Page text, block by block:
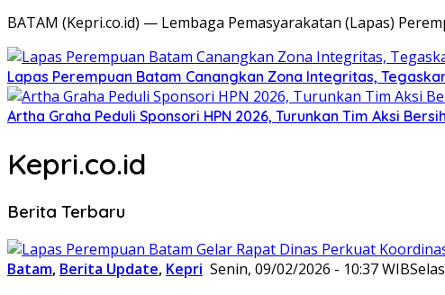
BATAM (Kepri.co.id) — Lembaga Pemasyarakatan (Lapas)
Lapas Perempuan Batam Canangkan Zona Integritas,
Artha Graha Peduli Sponsori HPN 2026, Turunkan Tim Aksi
Kepri.co.id
Berita Terbaru
Batam, Berita Update, Kepri Senin, 09/02/2026 - 10:37 WIB